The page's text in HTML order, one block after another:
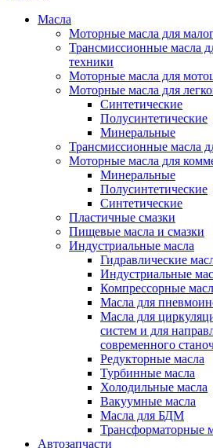
Масла
Моторные масла для
Трансмиссионные масла
техники
Моторные масла для
Моторные масла для
Синтетические
Полусинтетические
Минеральные
Трансмиссионные масла
Моторные масла для
Минеральные
Полусинтетические
Синтетические
Пластичные смазки
Пищевые масла и смазки
Индустриальные масла
Гидравлические
Индустриальные
Компрессорные
Масла для
Масла для
систем и для
современного
Редукторные масла
Турбинные масла
Холодильные масла
Вакуумные масла
Масла для БДМ
Трансформаторные
Автозапчасти